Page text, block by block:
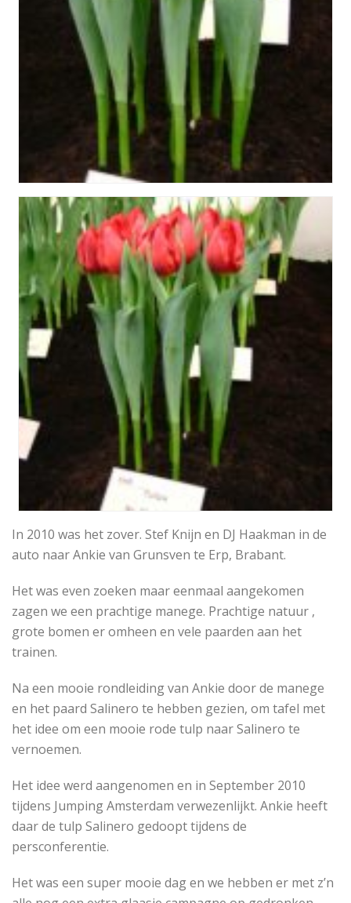
In 2010 was het zover. Stef Knijn en DJ Haakman in de
auto naar Ankie van Grunsven te Erp, Brabant.
Het was even zoeken maar eenmaal aangekomen
zagen we een prachtige manege. Prachtige natuur ,
grote bomen er omheen en vele paarden aan het
trainen.
Na een mooie rondleiding van Ankie door de manege
en het paard Salinero te hebben gezien, om tafel met
het idee om een mooie rode tulp naar Salinero te
vernoemen.
Het idee werd aangenomen en in September 2010
tijdens Jumping Amsterdam verwezenlijkt. Ankie heeft
daar de tulp Salinero gedoopt tijdens de
persconferentie.
Het was een super mooie dag en we hebben er met z’n